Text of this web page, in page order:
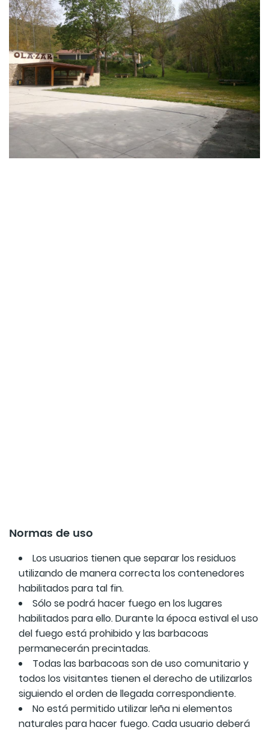
Normas de uso
Los usuarios tienen que separar los residuos
utilizando de manera correcta los contenedores
habilitados para tal fin.
Sólo se podrá hacer fuego en los lugares
habilitados para ello. Durante la época estival el uso
del fuego está prohibido y las barbacoas
permanecerán precintadas.
Todas las barbacoas son de uso comunitario y
todos los visitantes tienen el derecho de utilizarlos
siguiendo el orden de llegada correspondiente.
No está permitido utilizar leña ni elementos
naturales para hacer fuego. Cada usuario deberá